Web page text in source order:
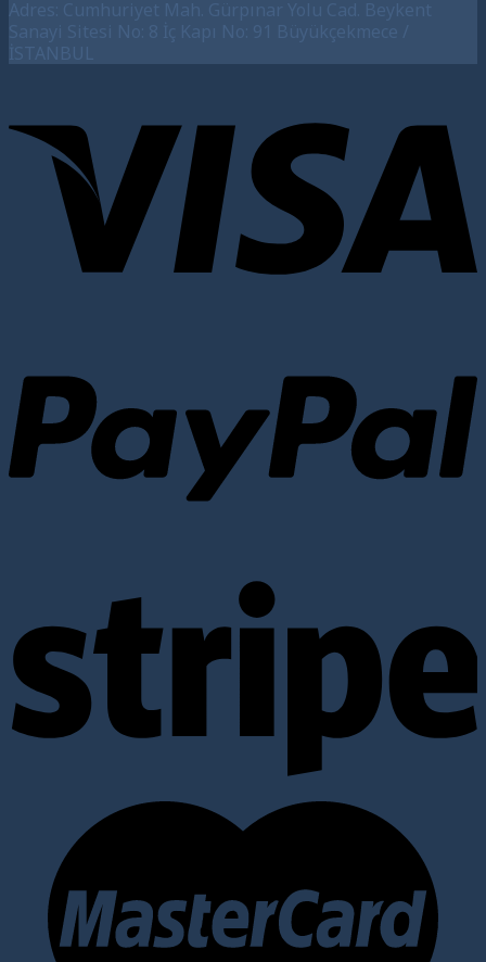
Adres: Cumhuriyet Mah. Gürpınar Yolu Cad. Beykent
Sanayi Sitesi No: 8 İç Kapı No: 91 Büyükçekmece /
İSTANBUL